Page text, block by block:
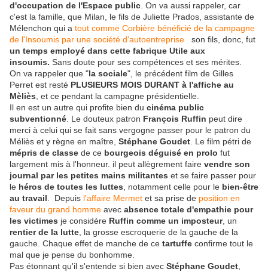
d'occupation de l'Espace public . On va aussi rappeler, car
c'est la famille, que Milan, le fils de Juliette Prados, assistante de
Mélenchon qui a tout comme Corbière bénéficié de la campagne
de l'Insoumis par une société d'autoentreprise
son fils, donc, fut
un temps employé dans cette fabrique Utile aux
insoumis. Sans doute pour ses compétences et ses mérites.
On va rappeler que "la sociale", le précédent film de Gilles
Perret est resté PLUSIEURS MOIS DURANT à l'affiche au
Mèliès , et ce pendant la campagne présidentielle.
Il en est un autre qui profite bien du cinéma public
subventionné . Le douteux patron François Ruffin peut dire
merci à celui qui se fait sans vergogne passer pour le patron du
Méliès et y règne en maître, Stéphane Goudet . Le film pétri de
mépris de classe de ce bourgeois déguisé en prolo fut
largement mis à l'honneur. il peut allègrement faire vendre son
journal par les petites mains militantes et se faire passer pour
le héros de toutes les luttes , notamment celle pour le bien-être
au travail . Depuis l'affaire Mermet et sa prise de position en
faveur du grand homme avec absence totale d'empathie pour
les victimes je considère Ruffin comme un imposteur, un
rentier de la lutte , la grosse escroquerie de la gauche de la
gauche. Chaque effet de manche de ce tartuffe confirme tout le
mal que je pense du bonhomme.
Pas étonnant qu'il s'entende si bien avec Stéphane Goudet